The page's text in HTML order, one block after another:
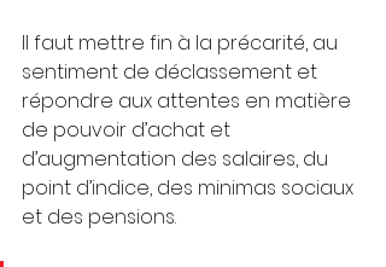
Il faut mettre fin à la précarité, au
sentiment de déclassement et
répondre aux attentes en matière
de pouvoir d’achat et
d’augmentation des salaires, du
point d’indice, des minimas sociaux
et des pensions.